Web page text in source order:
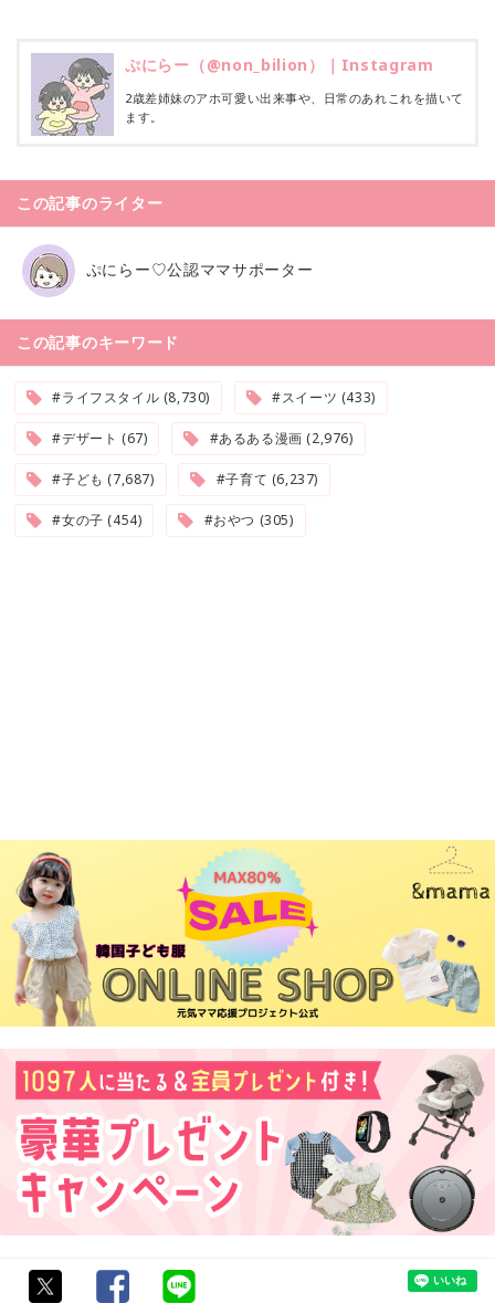
ぷにらー（@non_bilion）｜Instagram
2歳差姉妹のアホ可愛い出来事や、日常のあれこれを描いて
ます。
この記事のライター
ぷにらー♡公認ママサポーター
この記事のキーワード
#ライフスタイル (8,730) #スイーツ (433)
#デザート (67) #あるある漫画 (2,976)
#子ども (7,687) #子育て (6,237)
#女の子 (454) #おやつ (305)